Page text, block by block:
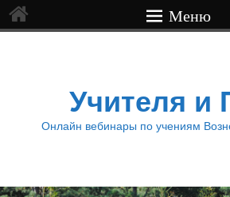
Меню
Учителя и
Онлайн вебинары по учениям